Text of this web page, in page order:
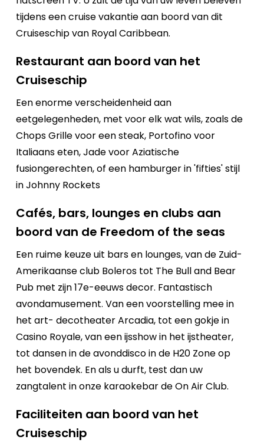
tijdens een cruise vakantie aan boord van dit
Cruiseschip van Royal Caribbean.
Restaurant aan boord van het
Cruiseschip
Een enorme verscheidenheid aan
eetgelegenheden, met voor elk wat wils, zoals de
Chops Grille voor een steak, Portofino voor
Italiaans eten, Jade voor Aziatische
fusiongerechten, of een hamburger in 'fifties' stijl
in Johnny Rockets
Cafés, bars, lounges en clubs aan
boord van de Freedom of the seas
Een ruime keuze uit bars en lounges, van de Zuid-
Amerikaanse club Boleros tot The Bull and Bear
Pub met zijn 17e-eeuws decor. Fantastisch
avondamusement. Van een voorstelling mee in
het art- decotheater Arcadia, tot een gokje in
Casino Royale, van een ijsshow in het ijstheater,
tot dansen in de avonddisco in de H20 Zone op
het bovendek. En als u durft, test dan uw
zangtalent in onze karaokebar de On Air Club.
Faciliteiten aan boord van het
Cruiseschip